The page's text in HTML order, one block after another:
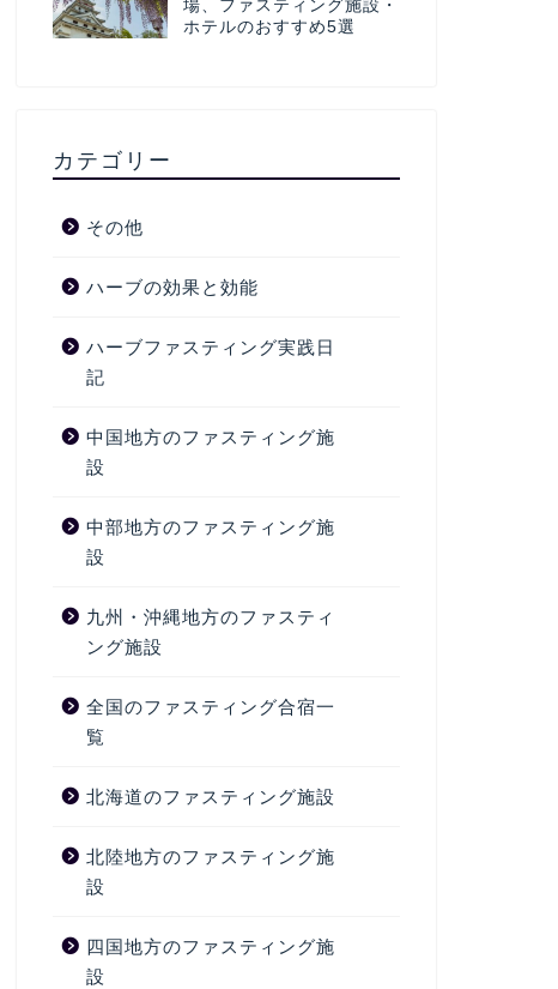
場、ファスティング施設・
ホテルのおすすめ5選
カテゴリー
その他
ハーブの効果と効能
ハーブファスティング実践日
記
中国地方のファスティング施
設
中部地方のファスティング施
設
九州・沖縄地方のファスティ
ング施設
全国のファスティング合宿一
覧
北海道のファスティング施設
北陸地方のファスティング施
設
四国地方のファスティング施
設